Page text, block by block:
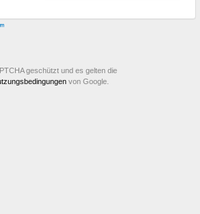
geschützt und es gelten die
von Google.